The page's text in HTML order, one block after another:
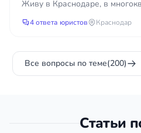
проводит
кровли
Живу в Краснодаре, в
несколько лет течет крыша.
управляющу...
4 ответа юристов Краснодар
Все вопросы по теме(200)
Статьи